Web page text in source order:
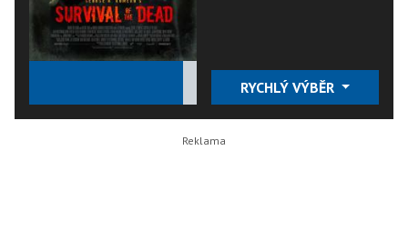
RYCHLÝ VÝBĚR